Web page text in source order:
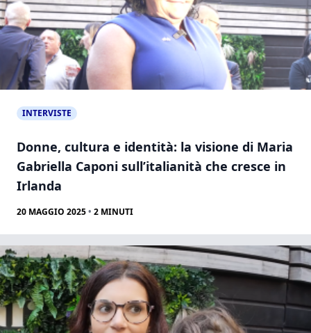
INTERVISTE
Donne, cultura e identità: la visione di Maria
Gabriella Caponi sull’italianità che cresce in
Irlanda
20 MAGGIO 2025• 2 MINUTI